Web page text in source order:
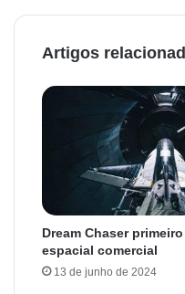
Artigos
Dream Chaser
espacial comercial
13 de junho de 2024